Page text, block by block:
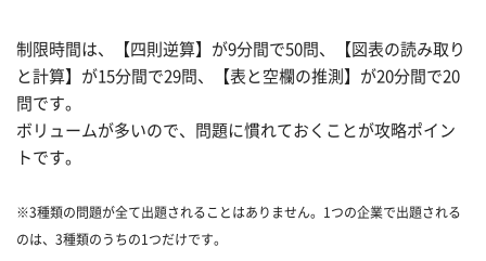
制限時間は、【四則逆算】が9分間で50問、【図表の読み取り
と計算】が15分間で29問、【表と空欄の推測】が20分間で20
問です。
ボリュームが多いので、問題に慣れておくことが攻略ポイン
トです。
※3種類の問題が全て出題されることはありません。1つの企業で出題される
のは、3種類のうちの1つだけです。